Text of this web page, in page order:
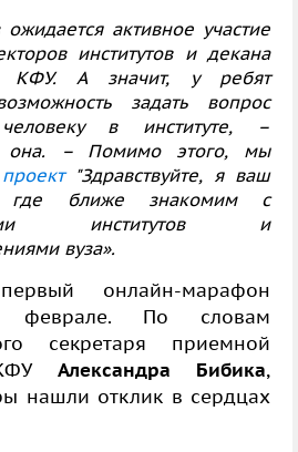
ожидается активное участие
институтов и декана
КФУ. А значит, у ребят
задать вопрос
в институте, –
она. – Помимо этого, мы
проект"Здравствуйте, я ваш
где ближе знакомим с
институтов и
вуза».
онлайн-марафон
По словам
секретаря приемной
Александра Бибика,
нашли отклик в сердцах